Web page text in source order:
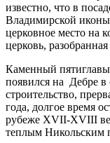
известно, что в
Владимирской
церковное место на
церковь,
Каменный
появился на Дебре в
строительство,
года, долгое время
рубеже XVII-XVIII
теплым Никольским